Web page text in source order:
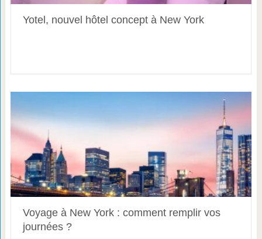
Yotel, nouvel hôtel concept à New York
Voyage à New York : comment remplir vos
journées ?